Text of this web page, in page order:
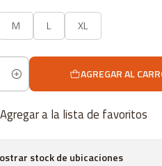
M L XL
AGREGAR AL
Agregar a la lista de favoritos
stock de ubicaciones